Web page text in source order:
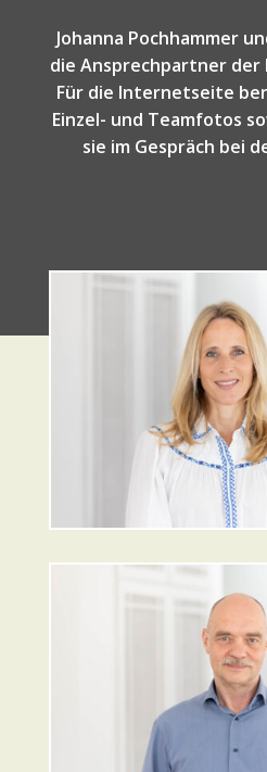
Johanna Pochhammer
die Ansprechpartner der
Für die Internetseite
Einzel- und Teamfotos
sie im Gespräch bei